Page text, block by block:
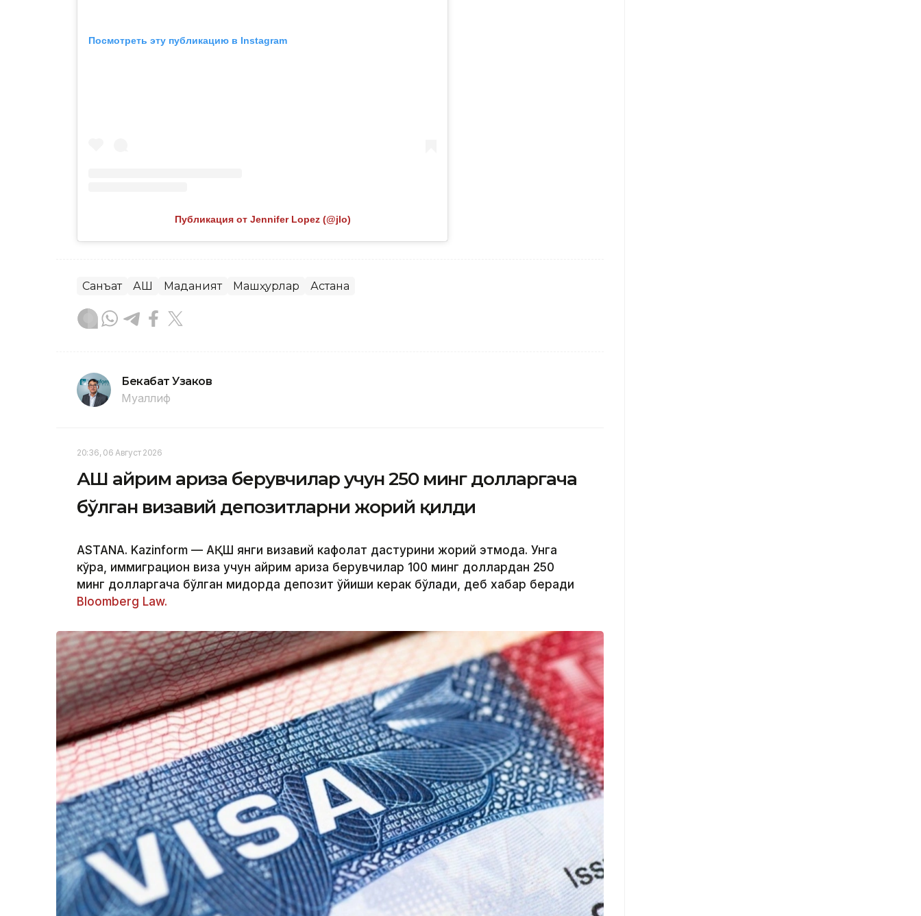
Посмотреть эту публикацию в Instagram
Публикация от Jennifer Lopez (@jlo)
Санъат АҚШ Маданият Машҳурлар Астана
Бекабат Узаков
Муаллиф
20:36, 06 Август 2026
АҚШ айрим ариза берувчилар учун 250 минг долларгача
бўлган визавий депозитларни жорий қилди
ASTANA. Kazinform — АҚШ янги визавий кафолат дастурини жорий этмоқда. Унга
кўра, иммиграцион виза учун айрим ариза берувчилар 100 минг доллардан 250
минг долларгача бўлган миқдорда депозит қўйиши керак бўлади, деб хабар беради
Bloomberg Law.